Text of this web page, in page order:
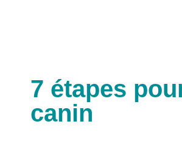
7 étapes
canin